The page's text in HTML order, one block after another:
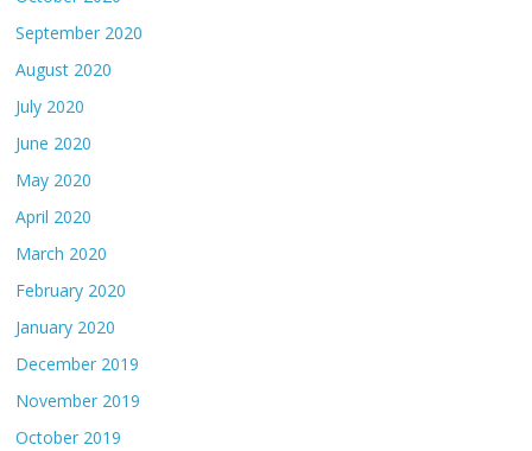
September 2020
August 2020
July 2020
June 2020
May 2020
April 2020
March 2020
February 2020
January 2020
December 2019
November 2019
October 2019